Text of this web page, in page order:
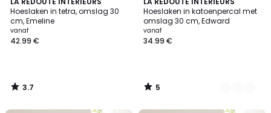
Hoeslaken in tetra, omslag 30
cm, Emeline
vanaf
42.99 €
/ 5
3.7
/
Hoeslaken in katoenpercal met
omslag 30 cm, Edward
vanaf
34.99 €
/
5
2
Kleuren
5
/